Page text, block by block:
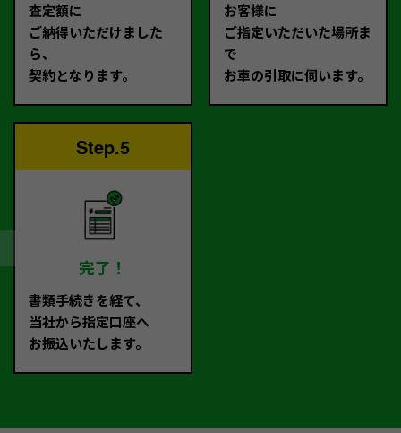
査定額に
ご納得いただけました
ら、
契約となります。
お客様に
ご指定いただいた場所ま
で
お車の引取に伺います。
Step.5
完了！
書類手続きを経て、
当社から指定口座へ
お振込いたします。